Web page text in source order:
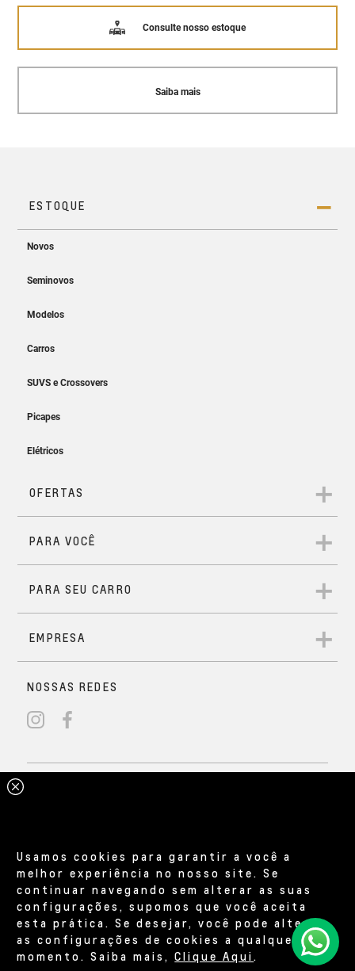
Consulte nosso estoque
Saiba mais
Usamos cookies para garantir a você a
melhor experiência no nosso site. Se
continuar navegando sem alterar as suas
configurações, supomos que você aceita
esta prática. Se desejar, você pode alterar
as configurações de cookies a qualquer
momento. Saiba mais,Clique Aqui.